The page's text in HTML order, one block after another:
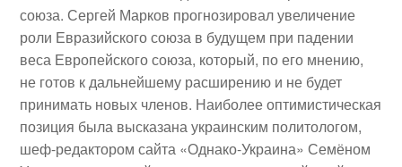
союза.Сергей Марков прогнозировал увеличение
роли Евразийского союза в будущем при падении
веса Европейского союза, который, по его мнению,
не готов к дальнейшему расширению и не будет
принимать новых членов. Наиболее оптимистическая
позиция была высказана украинским политологом,
шеф-редактором сайта «Однако-Украина»Семёном